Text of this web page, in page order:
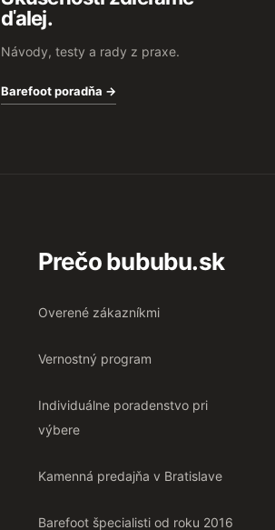
ďalej.
Návody, testy a rady z praxe.
Barefoot poradňa →
Prečo bububu.sk
Overené zákazníkmi
Vernostný program
Individuálne poradenstvo pri
výbere
Kamenná predajňa v Bratislave
Barefoot špecialisti od roku 2016